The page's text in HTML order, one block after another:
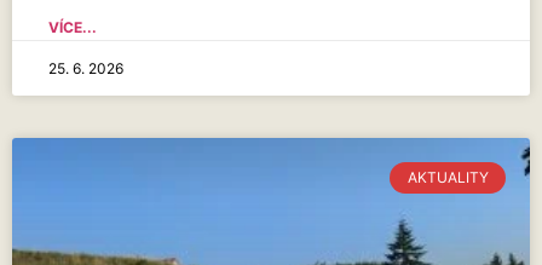
VÍCE...
25. 6. 2026
AKTUALITY